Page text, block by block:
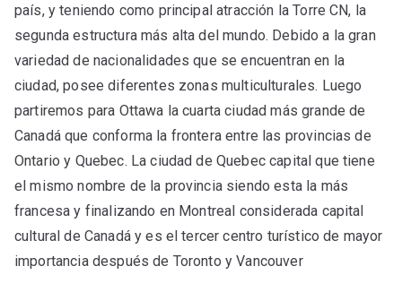
país, y teniendo como principal atracción la Torre CN, la
segunda estructura más alta del mundo. Debido a la gran
variedad de nacionalidades que se encuentran en la
ciudad, posee diferentes zonas multiculturales. Luego
partiremos para Ottawa la cuarta ciudad más grande de
Canadá que conforma la frontera entre las provincias de
Ontario y Quebec. La ciudad de Quebec capital que tiene
el mismo nombre de la provincia siendo esta la más
francesa y finalizando en Montreal considerada capital
cultural de Canadá y es el tercer centro turístico de mayor
importancia después de Toronto y Vancouver